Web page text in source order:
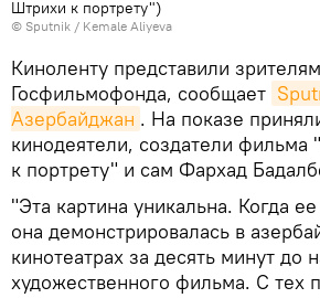
Штрихи к портрету")
© Sputnik / Kemale Aliyeva
Киноленту представили
Госфильмофонда, сообщает
Азербайджан . На показе
кинодеятели, создатели
к портрету" и сам Фархад
"Эта картина уникальна. Когда
она демонстрировалась в
кинотеатрах за десять минут до
художественного фильма. С тех